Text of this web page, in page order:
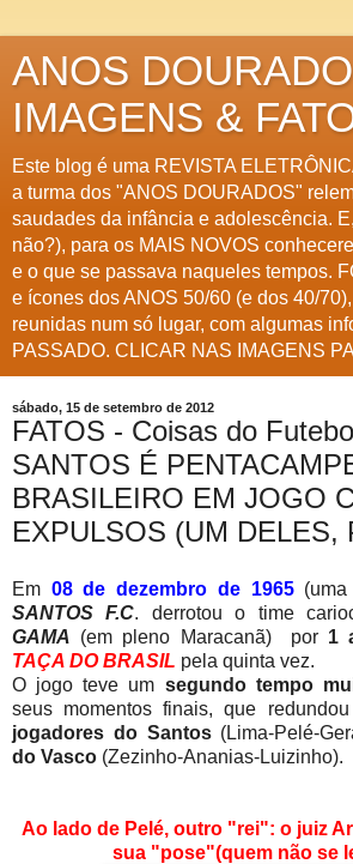
ANOS
IMAGENS &
Este blog é uma REVISTA
a turma dos "ANOS DOURADOS"
saudades da infância e adolescência.
não?), para os MAIS NOVOS
e o que se passava naqueles tempos.
e ícones dos ANOS 50/60 (e dos 40/
reunidas num só lugar, com algumas
PASSADO. CLICAR NAS IMAGENS
sábado, 15 de setembro de 2012
FATOS - Coisas do
SANTOS É
BRASILEIRO EM JOGO
EXPULSOS (UM DELES,
Em 08 de dezembro de 1965(uma
SANTOS F.C. derrotou o time
GAMA (em pleno Maracanã) por 1
TAÇA DO BRASIL pela quinta vez.
O jogo teve um segundo tempo
seus momentos finais, que
jogadores do Santos(Lima-Pelé-
do Vasco (Zezinho-Ananias-Luizinho).
Ao lado de Pelé, outro "rei": o juiz
sua "pose"(quem não se